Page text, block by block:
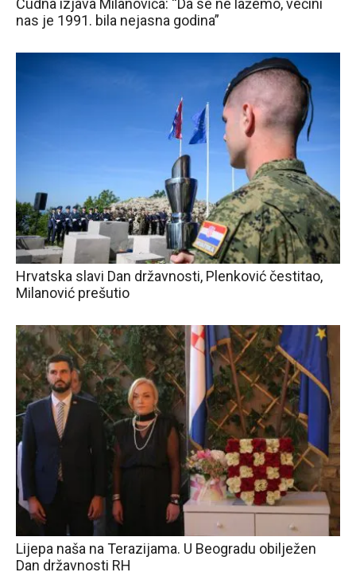
Čudna izjava Milanovića: “Da se ne lažemo, većini
nas je 1991. bila nejasna godina”
Hrvatska slavi Dan državnosti, Plenković čestitao,
Milanović prešutio
Lijepa naša na Terazijama. U Beogradu obilježen
Dan državnosti RH